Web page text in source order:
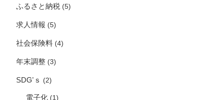
ふるさと納税 (5)
求人情報 (5)
社会保険料 (4)
年末調整 (3)
SDG'ｓ (2)
電子化 (1)